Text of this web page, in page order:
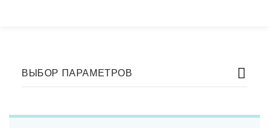
ВЫБОР ПАРАМЕТРОВ